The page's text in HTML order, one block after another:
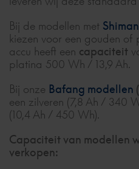
hogere actieradius, dan
elektrische fiets ook kiezen
op onze website, in de
specialistvoor de actuele
additionele actieradius.
want dat kan funest zijn
garant voor de gevolgen
andere acculader.
Zorg dat je je eigen
kun je er over het
batterij ergens tussen de
helemaal is opgeladen. Wil
schatting? De Gazelle-
verder!
Is je accu ineens leeg?
Bij de modellen met
kiezen voor een gouden
accu heeft een capaciteit
platina 500 Wh / 13,9 Ah.
Bij onze Bafang modellen
een zilveren (7,8 Ah / 340
(10,4 Ah / 450 Wh).
Capaciteit van modellen
verkopen: